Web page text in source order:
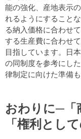
能の強化、産地表示
れるようにすること
る納入価格に合わせ
する生産費に合わせ
目指しています。日
の同制度を参考にし
律制定に向けた準備も
おわりに─「
「権利とし